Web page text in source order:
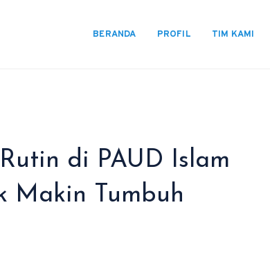
BERANDA PROFIL TIM KAMI
di PAUD Islam
Makin Tumbuh